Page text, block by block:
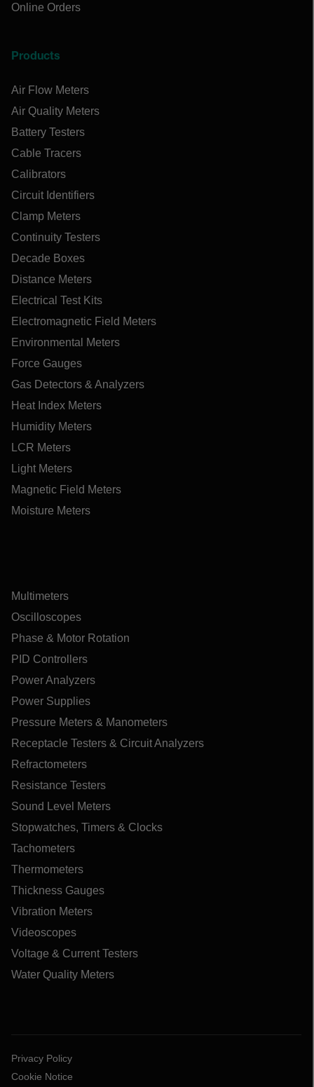
Online Orders
Products
Air Flow Meters
Air Quality Meters
Battery Testers
Cable Tracers
Calibrators
Circuit Identifiers
Clamp Meters
Continuity Testers
Decade Boxes
Distance Meters
Electrical Test Kits
Electromagnetic Field Meters
Environmental Meters
Force Gauges
Gas Detectors & Analyzers
Heat Index Meters
Humidity Meters
LCR Meters
Light Meters
Magnetic Field Meters
Moisture Meters
Multimeters
Oscilloscopes
Phase & Motor Rotation
PID Controllers
Power Analyzers
Power Supplies
Pressure Meters & Manometers
Receptacle Testers & Circuit Analyzers
Refractometers
Resistance Testers
Sound Level Meters
Stopwatches, Timers & Clocks
Tachometers
Thermometers
Thickness Gauges
Vibration Meters
Videoscopes
Voltage & Current Testers
Water Quality Meters
Privacy Policy
Cookie Notice